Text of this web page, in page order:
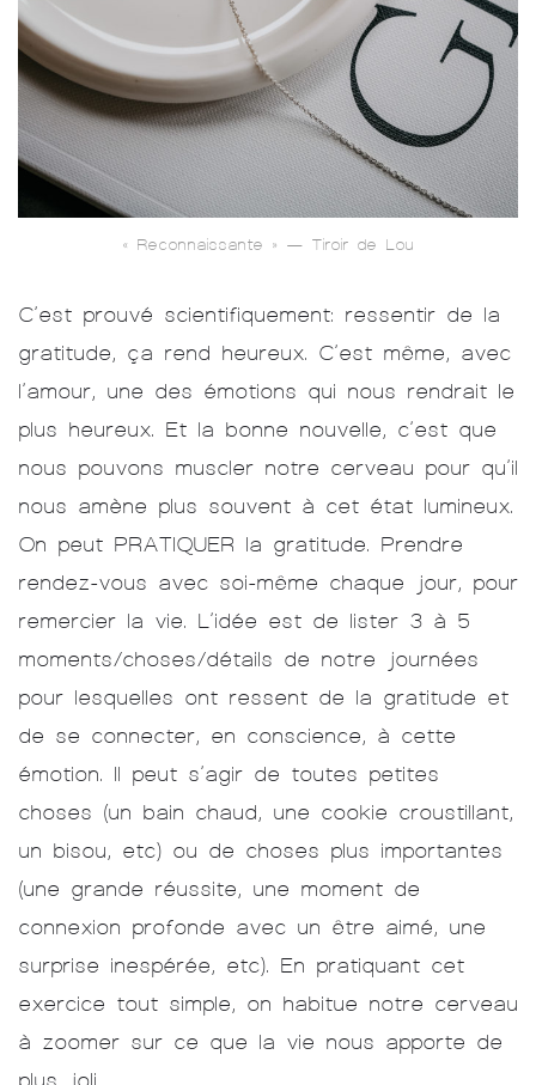
« Reconnaissante » — Tiroir de Lou
C’est prouvé scientifiquement: ressentir de la
gratitude, ça rend heureux. C’est même, avec
l’amour, une des émotions qui nous rendrait le
plus heureux. Et la bonne nouvelle, c’est que
nous pouvons muscler notre cerveau pour qu’il
nous amène plus souvent à cet état lumineux.
On peut PRATIQUER la gratitude. Prendre
rendez-vous avec soi-même chaque jour, pour
remercier la vie. L’idée est de lister 3 à 5
moments/choses/détails de notre journées
pour lesquelles ont ressent de la gratitude et
de se connecter, en conscience, à cette
émotion. Il peut s’agir de toutes petites
choses (un bain chaud, une cookie croustillant,
un bisou, etc) ou de choses plus importantes
(une grande réussite, une moment de
connexion profonde avec un être aimé, une
surprise inespérée, etc). En pratiquant cet
exercice tout simple, on habitue notre cerveau
à zoomer sur ce que la vie nous apporte de
plus joli.